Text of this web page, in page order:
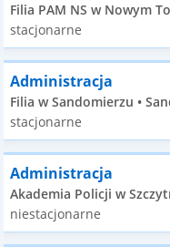
Filia PAM NS w Nowym
stacjonarne
Administracja
Filia w Sandomierzu •
stacjonarne
Administracja
Akademia Policji w
niestacjonarne